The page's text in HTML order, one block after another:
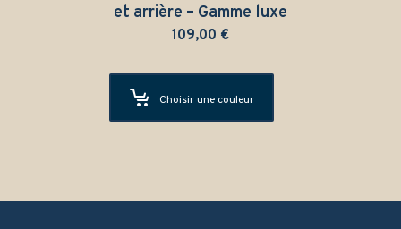
et arrière – Gamme luxe
109,00 €
Choisir une couleur